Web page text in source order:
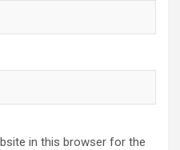
in this browser for the